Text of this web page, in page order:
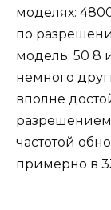
моделях:
по
модель: 50 8
немного
вполне
разрешением
частотой
примерно в